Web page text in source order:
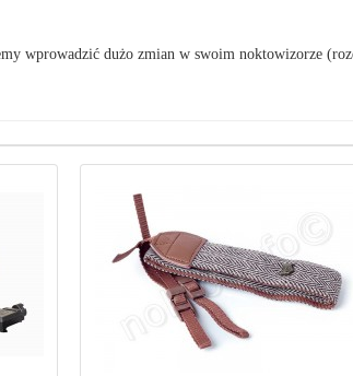
wprowadzić dużo zmian w swoim noktowizorze